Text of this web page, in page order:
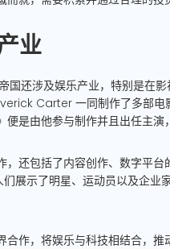
业
国还涉及娱乐产业，特别是在
Carter 一同制作了多部电
是由他参与制作并且出任主演
还包括了内容创作、数字平
展示了明星、运动员以及企
作，将娱乐与科技相结合，